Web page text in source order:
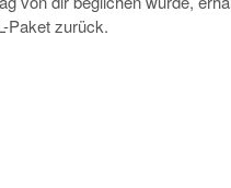
Paket zurück.